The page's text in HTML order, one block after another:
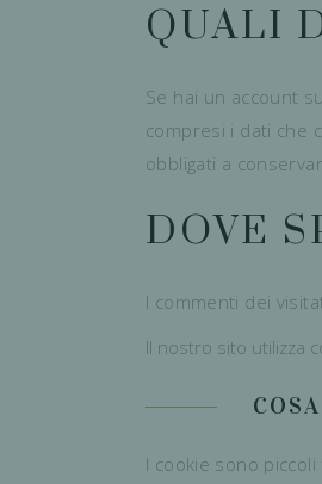
QUALI
Se hai un account
compresi i dati che
obbligati a
DOVE
I commenti dei
Il nostro sito utilizza
I cookie sono